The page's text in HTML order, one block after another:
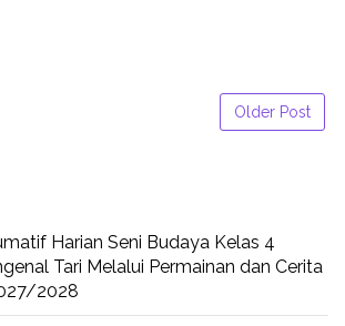
Older Post
Harian Seni Budaya Kelas 4
Tari Melalui Permainan dan Cerita
2028